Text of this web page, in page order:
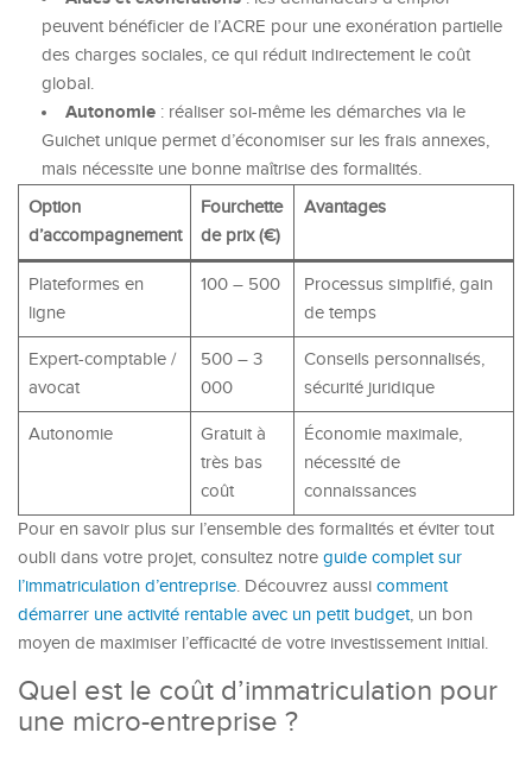
peuvent bénéficier de l’ACRE pour une exonération partielle
des charges sociales, ce qui réduit indirectement le coût
global.
Autonomie : réaliser soi-même les démarches via le
Guichet unique permet d’économiser sur les frais annexes,
mais nécessite une bonne maîtrise des formalités.
Option
d’accompagnement
Fourchette
de prix (€)
Avantages
Plateformes en
ligne
100 – 500
Processus simplifié, gain
de temps
Expert-comptable /
avocat
500 – 3
000
Conseils personnalisés,
sécurité juridique
Autonomie
Gratuit à
très bas
coût
Économie maximale,
nécessité de
connaissances
Pour en savoir plus sur l’ensemble des formalités et éviter tout
oubli dans votre projet, consultez notre guide complet sur
l’immatriculation d’entreprise. Découvrez aussi comment
démarrer une activité rentable avec un petit budget, un bon
moyen de maximiser l’efficacité de votre investissement initial.
Quel est le coût d’immatriculation pour
une micro-entreprise ?